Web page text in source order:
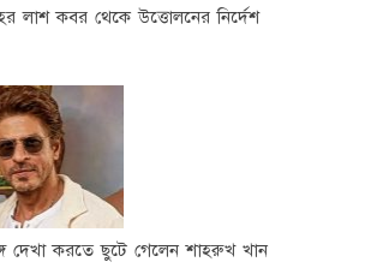
লাশ কবর থেকে উত্তোলনের নির্দেশ
দেখা করতে ছুটে গেলেন শাহরুখ খান